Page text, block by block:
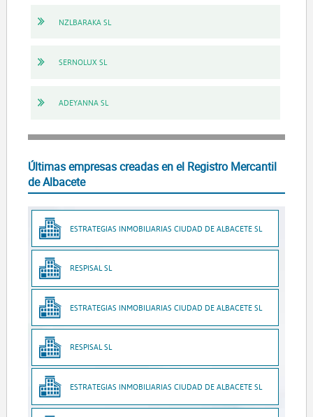
NZLBARAKA SL
SERNOLUX SL
ADEYANNA SL
Últimas empresas creadas en el Registro Mercantil
de Albacete
ESTRATEGIAS INMOBILIARIAS CIUDAD DE ALBACETE SL
RESPISAL SL
ESTRATEGIAS INMOBILIARIAS CIUDAD DE ALBACETE SL
RESPISAL SL
ESTRATEGIAS INMOBILIARIAS CIUDAD DE ALBACETE SL